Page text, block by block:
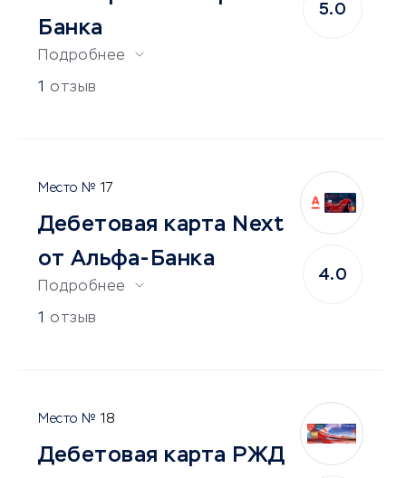
Банка
Подробнее
1 отзыв
5.0
17
Дебетовая карта Next
от Альфа-Банка
Подробнее
1 отзыв
4.0
18
Дебетовая карта РЖД